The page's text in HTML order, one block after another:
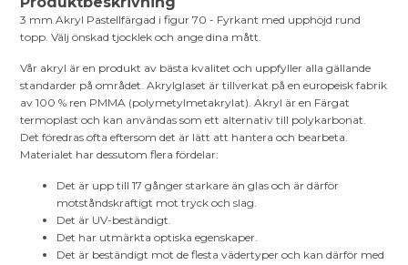
3 mm Akryl Pastellfärgad i figur 70 - Fyrkant med upphöjd rund
topp. Välj önskad tjocklek och ange dina mått.
Vår akryl är en produkt av bästa kvalitet och uppfyller alla gällande
standarder på området. Akrylglaset är tillverkat på en europeisk fabrik
av 100 % ren PMMA (polymetylmetakrylat). Akryl är en Färgat
termoplast och kan användas som ett alternativ till polykarbonat.
Det föredras ofta eftersom det är lätt att hantera och bearbeta.
Materialet har dessutom flera fördelar:
Det är upp till 17 gånger starkare än glas och är därför
motståndskraftigt mot tryck och slag.
Det är UV-beständigt.
Det har utmärkta optiska egenskaper.
Det är beständigt mot de flesta vädertyper och kan därför med